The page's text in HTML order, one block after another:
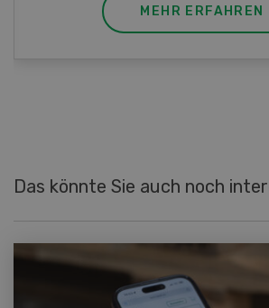
MEHR ERFAHREN
Das könnte Sie auch noch